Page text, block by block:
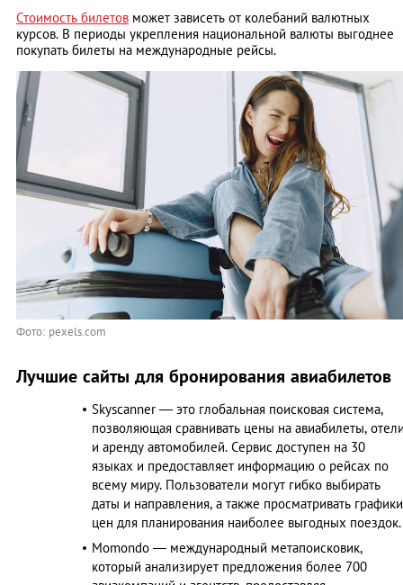
Стоимость билетов может зависеть от колебаний валютных
курсов. В периоды укрепления национальной валюты выгоднее
покупать билеты на международные рейсы. ​
Фото: pexels.com
Лучшие сайты для бронирования авиабилетов
Skyscanner — это глобальная поисковая система,
позволяющая сравнивать цены на авиабилеты,
и аренду автомобилей. Сервис доступен на 30
языках и предоставляет информацию о рейсах по
всему миру. Пользователи могут гибко выбирать
даты и направления, а также просматривать графики
цен для планирования наиболее выгодных поездок.
Momondo — международный метапоисковик,
который анализирует предложения более 700